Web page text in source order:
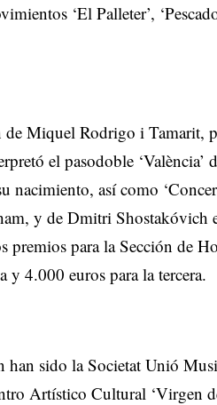
‘El Palleter’,
Miquel Rodrigo i Tamarit,
el pasodoble ‘València’
nacimiento, así como
y de Dmitri Shostakóvich
premios para la Sección de
y 4.000 euros para la tercera.
han sido la Societat Unió
Artístico Cultural ‘Virgen